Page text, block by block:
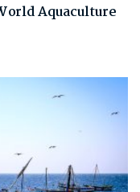
Aquaculture